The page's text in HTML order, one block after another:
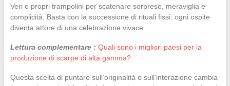
Veri e propri trampolini per scatenare sorprese, meraviglia e
complicità. Basta con la successione di rituali fissi: ogni ospite
diventa attore di una celebrazione vivace.
Lettura complementare : Quali sono i migliori paesi per la
produzione di scarpe di alta gamma?
Questa scelta di puntare sull’originalità e sull’interazione cambia